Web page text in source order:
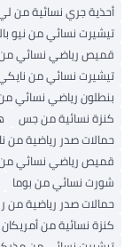
أحذية جري نسائية من
تيشيرت نسائي من نيو
قميص رياضي نسائي
تيشيرت نسائي من
بنطلون رياضي نسائي
كنزة نسائية من جس
حمالات صدر رياضية من
قميص رياضي نسائي
شورت نسائي من بوما
حمالات صدر رياضية من
كنزة نسائية من